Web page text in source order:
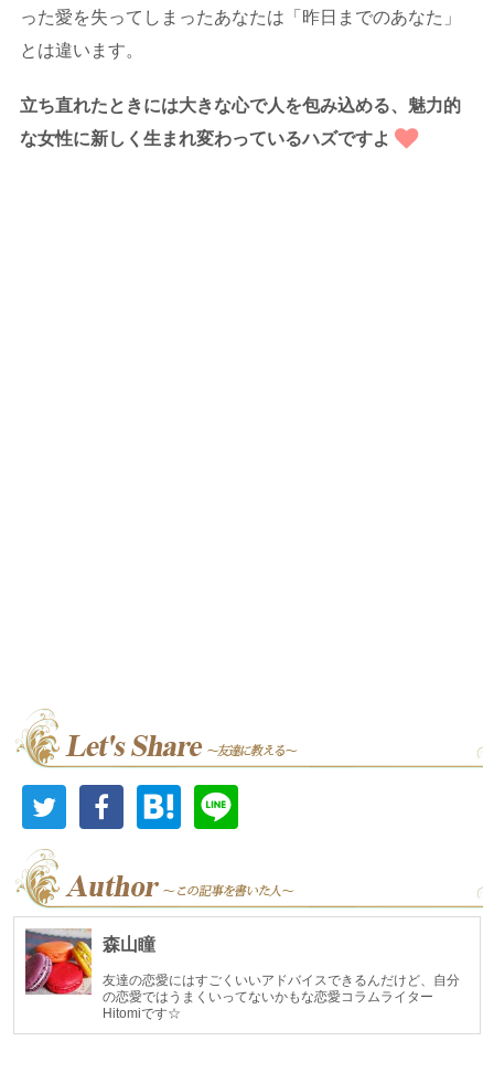
った愛を失ってしまったあなたは「昨日までのあなた」
とは違います。
立ち直れたときには大きな心で人を包み込める、魅力的
な女性に新しく生まれ変わっているハズですよ
森山瞳
友達の恋愛にはすごくいいアドバイスできるんだけど、自分
の恋愛ではうまくいってないかもな恋愛コラムライター
Hitomiです☆